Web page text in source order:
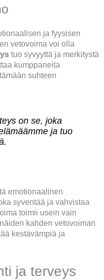
ja fyysisen
vetovoima voi olla
tuo syvyyttä ja merkitystä
kumppaneita
suhteen
on se, joka
ja tuo
emotionaalinen
syventää ja vahvistaa
toimii usein vain
kahden vetovoiman
kestävämpiä ja
ja terveys